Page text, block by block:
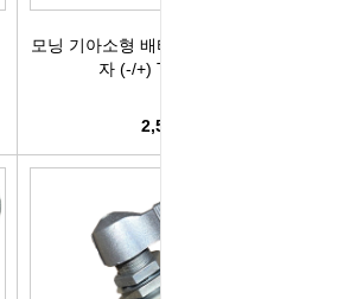
안개등
씨그날
우찌핀.바닥핀
모닝 기아소형 배터리터미널 배터리단
자 (-/+) TE006 OHJ
2,500원